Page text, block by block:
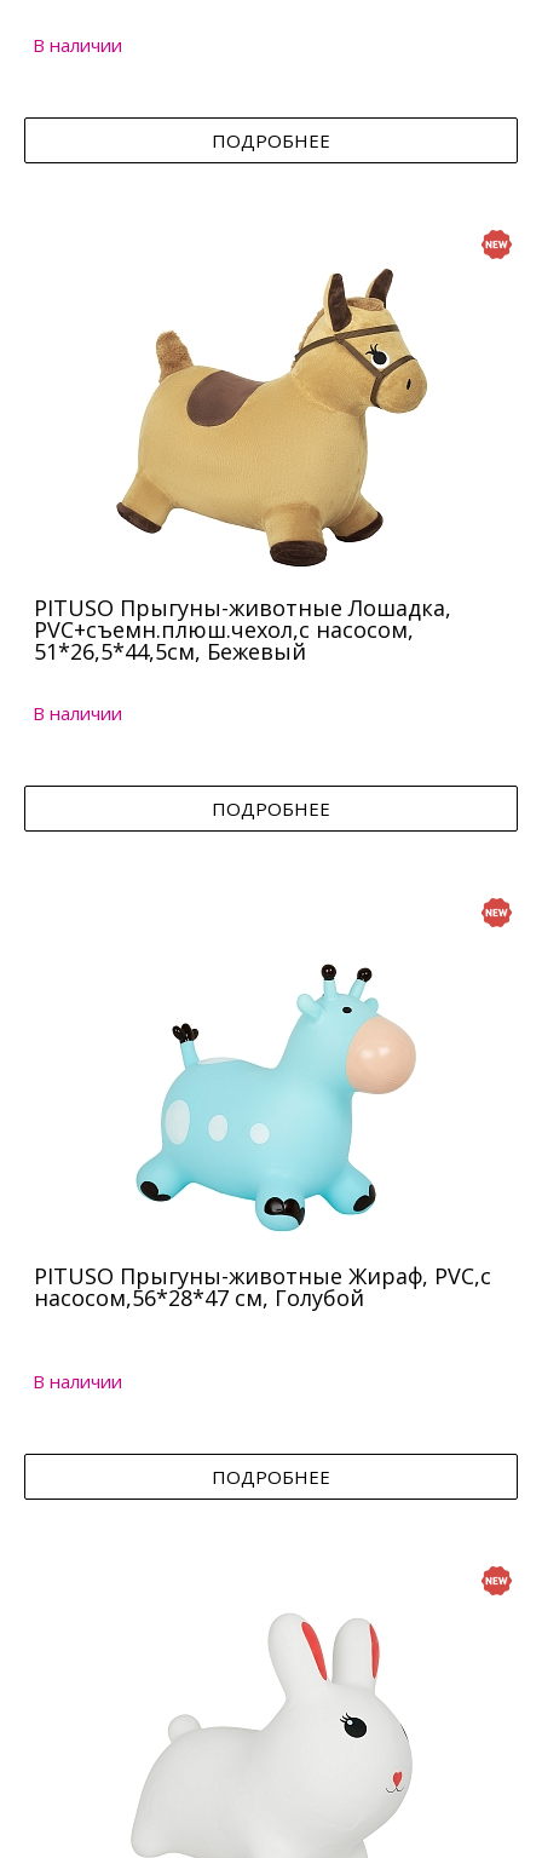
В наличии
ПОДРОБНЕЕ
PITUSO Прыгуны-животные Лошадка,
PVC+съемн.плюш.чехол,с насосом,
51*26,5*44,5см, Бежевый
В наличии
ПОДРОБНЕЕ
PITUSO Прыгуны-животные Жираф, PVC,с
насосом,56*28*47 см, Голубой
В наличии
ПОДРОБНЕЕ